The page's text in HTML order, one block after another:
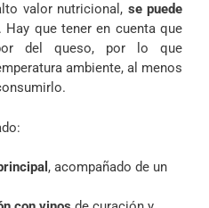
valor nutricional, se puede
. Hay que tener en cuenta que
del queso, por lo que
ambiente, al menos
, acompañado de un